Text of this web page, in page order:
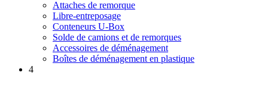
Attaches de remorque
Libre-entreposage
Conteneurs U-Box
Solde de camions et de remorques
Accessoires de déménagement
Boîtes de déménagement en plastique
4